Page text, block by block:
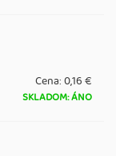
Cena:0,16 €
SKLADOM: ÁNO